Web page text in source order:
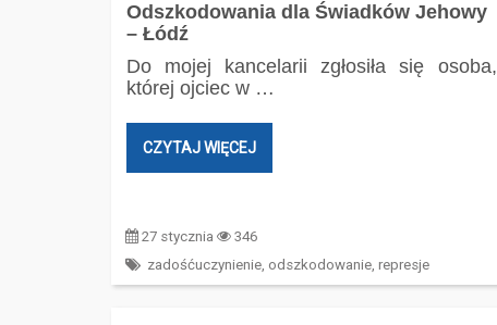
Odszkodowania dla Świadków Jehowy
– Łódź
Do mojej kancelarii zgłosiła się osoba,
której ojciec w …
CZYTAJ WIĘCEJ
27 stycznia
346
zadośćuczynienie, odszkodowanie,represje